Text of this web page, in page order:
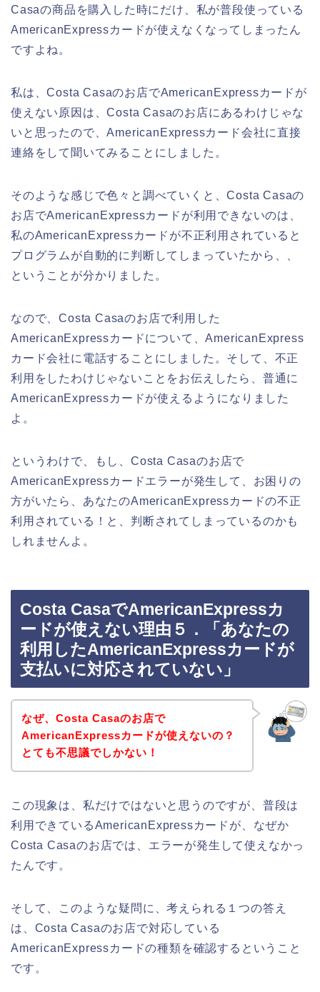
Casaの商品を購入した時にだけ、私が普段使っている
AmericanExpressカードが使えなくなってしまったん
ですよね。
私は、Costa Casaのお店でAmericanExpressカードが
使えない原因は、Costa Casaのお店にあるわけじゃな
いと思ったので、AmericanExpressカード会社に直接
連絡をして聞いてみることにしました。
そのような感じで色々と調べていくと、Costa Casaの
お店でAmericanExpressカードが利用できないのは、
私のAmericanExpressカードが不正利用されていると
プログラムが自動的に判断してしまっていたから、、
ということが分かりました。
なので、Costa Casaのお店で利用した
AmericanExpressカードについて、AmericanExpress
カード会社に電話することにしました。そして、不正
利用をしたわけじゃないことをお伝えしたら、普通に
AmericanExpressカードが使えるようになりました
よ。
というわけで、もし、Costa Casaのお店で
AmericanExpressカードエラーが発生して、お困りの
方がいたら、あなたのAmericanExpressカードの不正
利用されている！と、判断されてしまっているのかも
しれませんよ。
Costa CasaでAmericanExpressカ
ードが使えない理由５．「あなたの
利用したAmericanExpressカードが
支払いに対応されていない」
なぜ、Costa Casaのお店で
AmericanExpressカードが使えないの？
とても不思議でしかない！
この現象は、私だけではないと思うのですが、普段は
利用できているAmericanExpressカードが、なぜか
Costa Casaのお店では、エラーが発生して使えなかっ
たんです。
そして、このような疑問に、考えられる１つの答え
は、Costa Casaのお店で対応している
AmericanExpressカードの種類を確認するということ
です。